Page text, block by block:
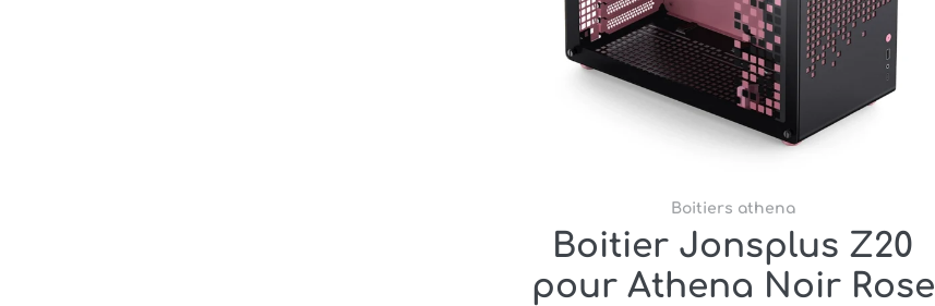
Boitiers athena
Boitier Jonsplus Z20
pour Athena Noir Rose